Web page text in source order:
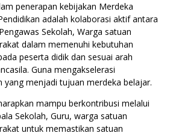
penerapan kebijakan Merdeka
adalah kolaborasi aktif antara
Sekolah, Warga satuan
dalam memenuhi kebutuhan
peserta didik dan sesuai arah
Guna mengakselerasi
yang menjadi tujuan merdeka belajar.
mampu berkontribusi melalui
Sekolah, Guru, warga satuan
untuk memastikan satuan